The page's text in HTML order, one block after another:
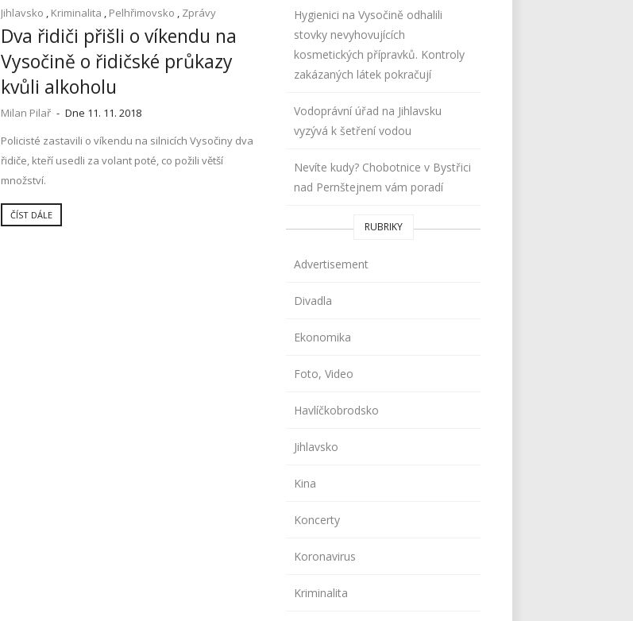
Jihlavsko , Kriminalita , Pelhřimovsko , Zprávy
Dva řidiči přišli o víkendu na
Vysočině o řidičské průkazy
kvůli alkoholu
Milan Pilař - Dne 11. 11. 2018
Policisté zastavili o víkendu na silnicích Vysočiny dva
řidiče, kteří usedli za volant poté, co požili větší
množství.
ČÍST DÁLE
Hygienici na Vysočině odhalili
stovky nevyhovujících
kosmetických přípravků. Kontroly
zakázaných látek pokračují
Vodoprávní úřad na Jihlavsku
vyzývá k šetření vodou
Nevíte kudy? Chobotnice v Bystřici
nad Pernštejnem vám poradí
RUBRIKY
Advertisement
Divadla
Ekonomika
Foto, Video
Havlíčkobrodsko
Jihlavsko
Kina
Koncerty
Koronavirus
Kriminalita